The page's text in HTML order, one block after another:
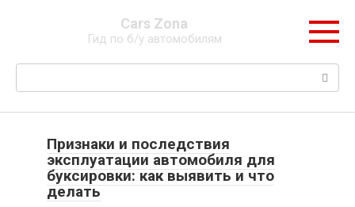
Cars Zona
Гид по б/у автомобилям
Поиск:
Признаки и последствия
эксплуатации автомобиля для
буксировки: как выявить и что
делать